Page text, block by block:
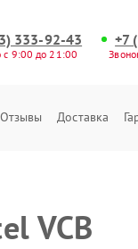
333-92-43
с 9:00 до 21:00
+7
Отзывы Доставка
VCB